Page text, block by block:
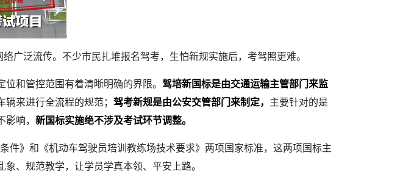
广泛流传。不少市民扎堆报名驾考，生怕新规实施后，考驾照更难。
和管控范围有着清晰明确的界限。 驾培新国标是由交通运输主管部门来监
来进行全流程的规范； 驾考新规是由公安交管部门来制定， 主要针对的是
响， 新国标实施绝不涉及考试环节调整。
》和《机动车驾驶员培训教练场技术要求》两项国家标准，这两项国标主
、规范教学，让学员学真本领、平安上路。